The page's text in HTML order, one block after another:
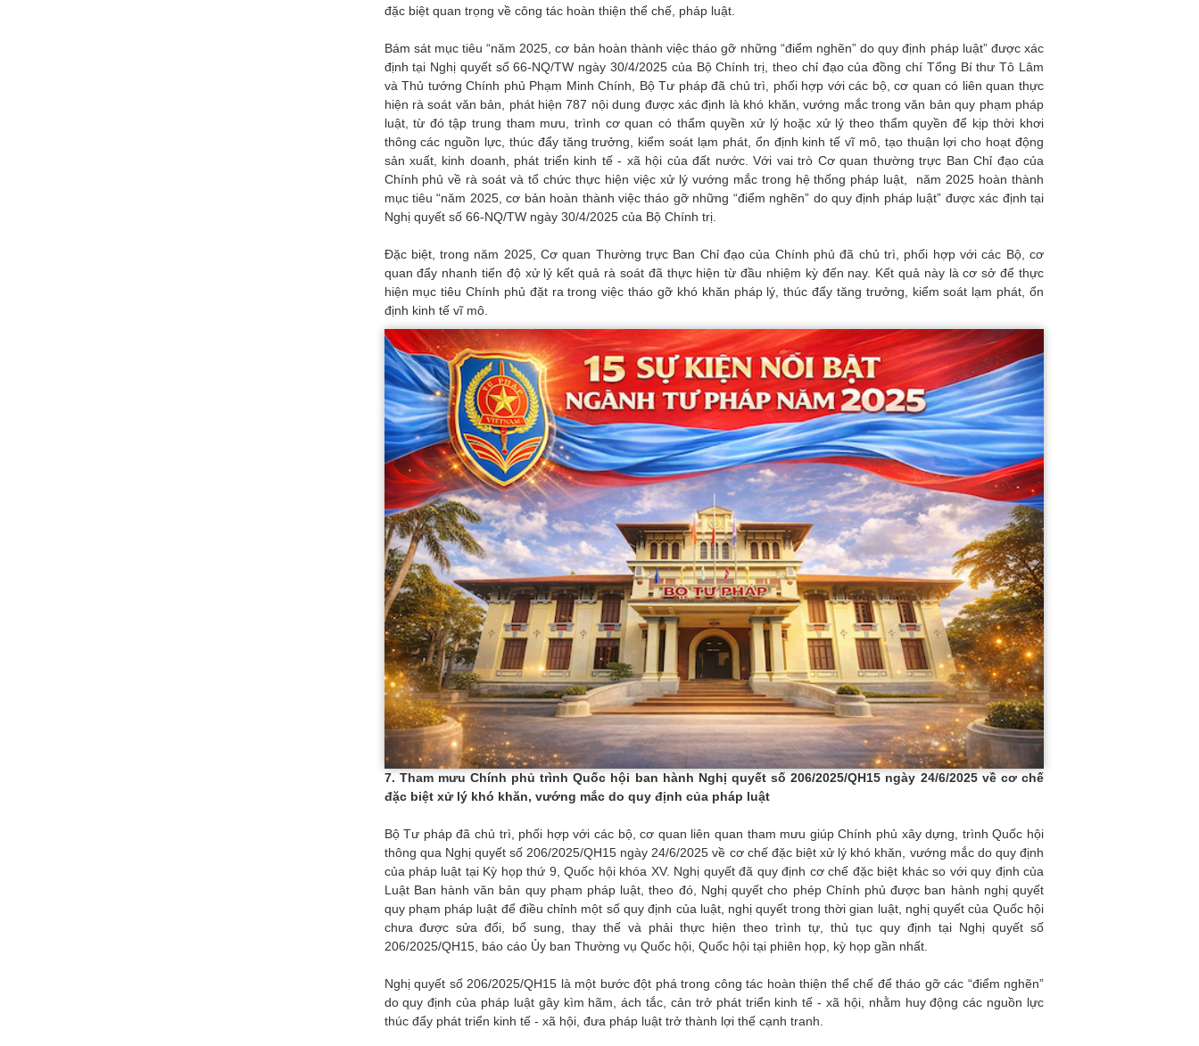
đặc biệt quan trọng về công tác hoàn thiện thể chế, pháp luật.
Bám sát mục tiêu “năm 2025, cơ bản hoàn thành việc tháo gỡ những “điểm nghẽn” do quy định pháp luật” được xác
định tại Nghị quyết số 66-NQ/TW ngày 30/4/2025 của Bộ Chính trị, theo chỉ đạo của đồng chí Tổng Bí thư Tô Lâm
và Thủ tướng Chính phủ Phạm Minh Chính, Bộ Tư pháp đã chủ trì, phối hợp với các bộ, cơ quan có liên quan thực
hiện rà soát văn bản, phát hiện 787 nội dung được xác định là khó khăn, vướng mắc trong văn bản quy phạm pháp
luật, từ đó tập trung tham mưu, trình cơ quan có thẩm quyền xử lý hoặc xử lý theo thẩm quyền để kịp thời khơi
thông các nguồn lực, thúc đẩy tăng trưởng, kiểm soát lạm phát, ổn định kinh tế vĩ mô, tạo thuận lợi cho hoạt động
sản xuất, kinh doanh, phát triển kinh tế - xã hội của đất nước. Với vai trò Cơ quan thường trực Ban Chỉ đạo của
Chính phủ về rà soát và tổ chức thực hiện việc xử lý vướng mắc trong hệ thống pháp luật, năm 2025 hoàn thành
mục tiêu “năm 2025, cơ bản hoàn thành việc tháo gỡ những “điểm nghẽn” do quy định pháp luật” được xác định tại
Nghị quyết số 66-NQ/TW ngày 30/4/2025 của Bộ Chính trị.
Đặc biệt, trong năm 2025, Cơ quan Thường trực Ban Chỉ đạo của Chính phủ đã chủ trì, phối hợp với các Bộ, cơ
quan đẩy nhanh tiến độ xử lý kết quả rà soát đã thực hiện từ đầu nhiệm kỳ đến nay. Kết quả này là cơ sở để thực
hiện mục tiêu Chính phủ đặt ra trong việc tháo gỡ khó khăn pháp lý, thúc đẩy tăng trưởng, kiểm soát lạm phát, ổn
định kinh tế vĩ mô.
7. Tham mưu Chính phủ trình Quốc hội ban hành Nghị quyết số 206/2025/QH15 ngày 24/6/2025 về cơ chế
đặc biệt xử lý khó khăn, vướng mắc do quy định của pháp luật
Bộ Tư pháp đã chủ trì, phối hợp với các bộ, cơ quan liên quan tham mưu giúp Chính phủ xây dựng, trình Quốc hội
thông qua Nghị quyết số 206/2025/QH15 ngày 24/6/2025 về cơ chế đặc biệt xử lý khó khăn, vướng mắc do quy định
của pháp luật tại Kỳ họp thứ 9, Quốc hội khóa XV. Nghị quyết đã quy định cơ chế đặc biệt khác so với quy định của
Luật Ban hành văn bản quy phạm pháp luật, theo đó, Nghị quyết cho phép Chính phủ được ban hành nghị quyết
quy phạm pháp luật để điều chỉnh một số quy định của luật, nghị quyết trong thời gian luật, nghị quyết của Quốc hội
chưa được sửa đổi, bổ sung, thay thế và phải thực hiện theo trình tự, thủ tục quy định tại Nghị quyết số
206/2025/QH15, báo cáo Ủy ban Thường vụ Quốc hội, Quốc hội tại phiên họp, kỳ họp gần nhất.
Nghị quyết số 206/2025/QH15 là một bước đột phá trong công tác hoàn thiện thể chế để tháo gỡ các “điểm nghẽn”
do quy định của pháp luật gây kìm hãm, ách tắc, cản trở phát triển kinh tế - xã hội, nhằm huy động các nguồn lực
thúc đẩy phát triển kinh tế - xã hội, đưa pháp luật trở thành lợi thế cạnh tranh.